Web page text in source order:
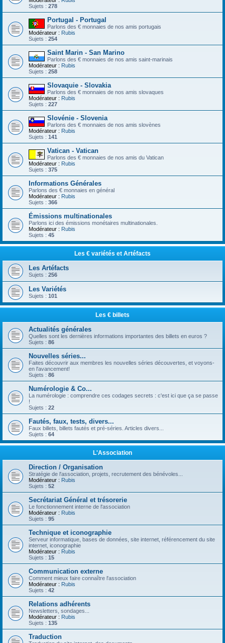
Sujets : 278
Portugal - Portugal
Parlons des € monnaies de nos amis portugais
Modérateur : Rubis
Sujets : 254
Saint Marin - San Marino
Parlons des € monnaies de nos amis saint-marinais
Modérateur : Rubis
Sujets : 258
Slovaquie - Slovakia
Parlons des € monnaies de nos amis slovaques
Modérateur : Rubis
Sujets : 227
Slovénie - Slovenia
Parlons des € monnaies de nos amis slovènes
Modérateur : Rubis
Sujets : 141
Vatican - Vatican
Parlons des € monnaies de nos amis du Vatican
Modérateur : Rubis
Sujets : 375
Informations Générales
Parlons des € monnaies en général
Modérateur : Rubis
Sujets : 366
Émissions multinationales
Parlons ici des émissions monétaires multinationales.
Modérateur : Rubis
Sujets : 45
Les € variétés et Artéfacts
Les Artéfacts
Sujets : 256
Les Variétés
Sujets : 101
Les € billets
Actualités générales
Quelles sont les dernières informations importantes des billets en euros ?
Sujets : 86
Nouvelles séries...
Faites découvrir aux membres les nouvelles séries découvertes, et voyons-
en l'avancement!
Sujets : 86
Numérologie & Co...
La numérologie : comprendre ces codages secrets : c'est ici que ça se passe
!
Sujets : 22
Fautés, faux, tests, divers...
Faux billets, billets fautés et pré-séries. Articles divers...
Sujets : 64
L'Association
Direction / Organisation
Stratégie de l'association, projets, recrutement des bénévoles...
Modérateur : Rubis
Sujets : 52
Secrétariat Général et trésorerie
Le fonctionnement interne de l'association
Modérateur : Rubis
Sujets : 95
Technique et iconographie
Serveur informatique, bases de données, site internet, référencement du site
internet, iconographie
Modérateur : Rubis
Sujets : 15
Communication externe
Comment mieux faire connaître l'association
Modérateur : Rubis
Sujets : 42
Relations adhérents
Newsletters, sondages...
Modérateur : Rubis
Sujets : 135
Traduction